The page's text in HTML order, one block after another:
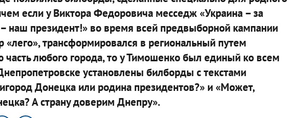
если у Виктора Федоровича месседж «Украина – за
наш президент!» во время всей предвыборной кампании
«лего», трансформировался в региональный путем
часть любого города, то у Тимошенко был единый ко всем
установлены билборды с текстами
Донецка или родина президентов?» и «Может,
А страну доверим Днепру».